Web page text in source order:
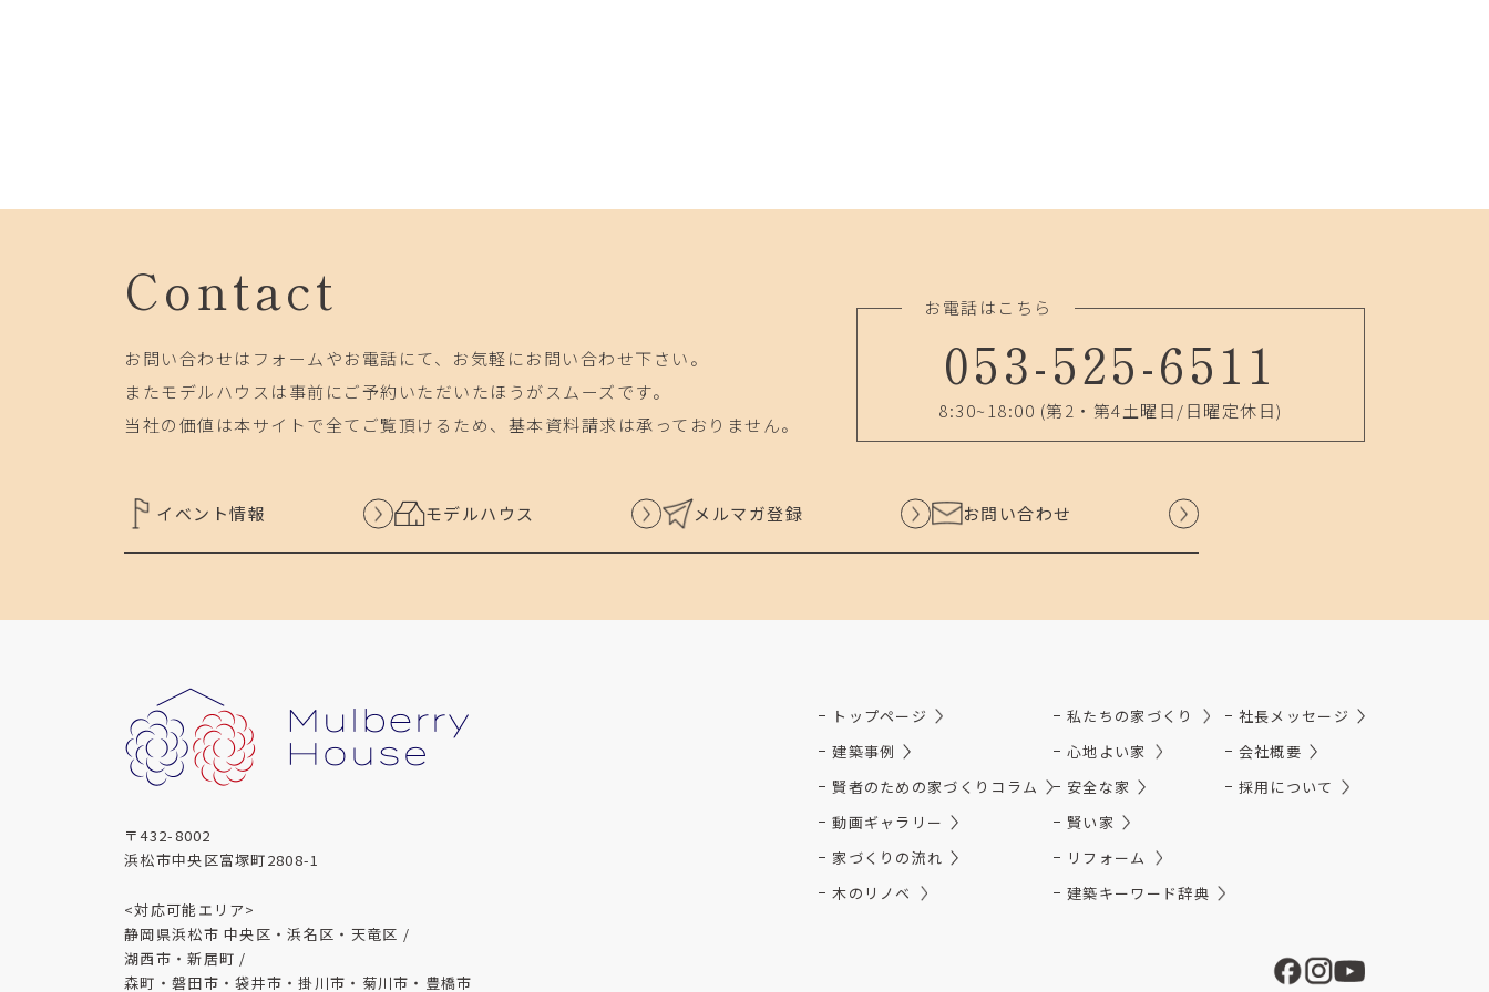
Contact
お問い合わせはフォームやお電話にて、お気軽にお問い合わせ下さい。
またモデルハウスは事前にご予約いただいたほうがスムーズです。
当社の価値は本サイトで全てご覧頂けるため、基本資料請求は承っておりません。
お電話はこちら
053-525-6511
8:30~18:00 (第2・第4土曜日/日曜定休日)
イベント情報 モデルハウス メルマガ登録 お問い合わせ
〒432-8002
浜松市中央区富塚町2808-1
<対応可能エリア>
静岡県浜松市 中央区・浜名区・天竜区 /
湖西市・新居町 /
森町・磐田市・袋井市・掛川市・菊川市・豊橋市
トップページ
建築事例
賢者のための家づくりコラム
動画ギャラリー
家づくりの流れ
木のリノベ
私たちの家づくり
心地よい家
安全な家
賢い家
リフォーム
建築キーワード辞典
社長メッセージ
会社概要
採用について